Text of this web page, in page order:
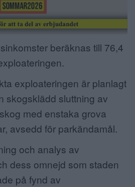
beräknas till 76,4
exploateringen är planlagt
skogsklädd sluttning av
med enstaka grova
avsedd för parkändamål.
och analys av
dess omnejd som staden
på fynd av